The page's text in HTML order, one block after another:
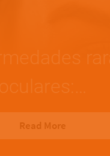
oculares:…
Read More